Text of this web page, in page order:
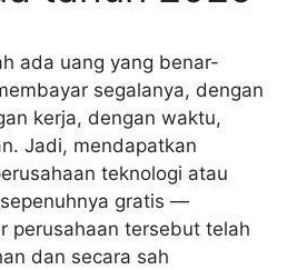
ada uang yang benar-
segalanya, dengan
kerja, dengan waktu,
Jadi, mendapatkan
teknologi atau
gratis —
perusahaan tersebut telah
dan secara sah